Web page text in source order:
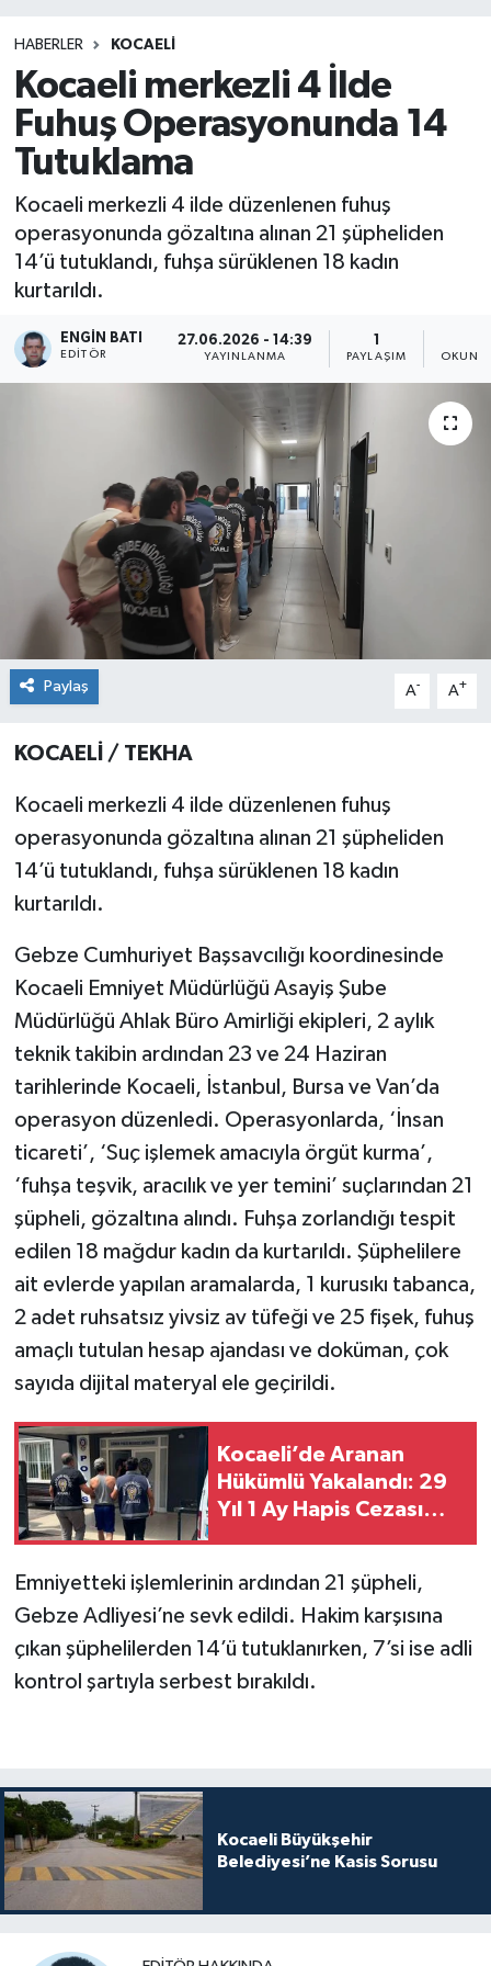
HABERLER KOCAELİ
Kocaeli merkezli 4 İlde
Fuhuş Operasyonunda 14
Tutuklama
Kocaeli merkezli 4 ilde düzenlenen fuhuş
operasyonunda gözaltına alınan 21 şüpheliden
14’ü tutuklandı, fuhşa sürüklenen 18 kadın
kurtarıldı.
ENGIN BATI
EDITÖR
27.06.2026 - 14:39
YAYINLANMA PAYLAŞIM
Paylaş A- A+
KOCAELİ / TEKHA
Kocaeli merkezli 4 ilde düzenlenen fuhuş
operasyonunda gözaltına alınan 21 şüpheliden
14’ü tutuklandı, fuhşa sürüklenen 18 kadın
kurtarıldı.
Gebze Cumhuriyet Başsavcılığı koordinesinde
Kocaeli Emniyet Müdürlüğü Asayiş Şube
Müdürlüğü Ahlak Büro Amirliği ekipleri, 2 aylık
teknik takibin ardından 23 ve 24 Haziran
tarihlerinde Kocaeli, İstanbul, Bursa ve Van’da
operasyon düzenledi. Operasyonlarda, ‘İnsan
ticareti’, ‘Suç işlemek amacıyla örgüt kurma’,
‘fuhşa teşvik, aracılık ve yer temini’ suçlarından 21
şüpheli, gözaltına alındı. Fuhşa zorlandığı tespit
edilen 18 mağdur kadın da kurtarıldı. Şüphelilere
ait evlerde yapılan aramalarda, 1 kurusıkı tabanca,
2 adet ruhsatsız yivsiz av tüfeği ve 25 fişek, fuhuş
amaçlı tutulan hesap ajandası ve doküman, çok
sayıda dijital materyal ele geçirildi.
Kocaeli’de Aranan
Hükümlü Yakalandı: 29
Yıl 1 Ay Hapis Cezası
Emniyetteki işlemlerinin ardından 21 şüpheli,
Gebze Adliyesi’ne sevk edildi. Hakim karşısına
çıkan şüphelilerden 14’ü tutuklanırken, 7’si ise adli
kontrol şartıyla serbest bırakıldı.
Kocaeli Büyükşehir
Belediyesi’ne Kasis Sorusu